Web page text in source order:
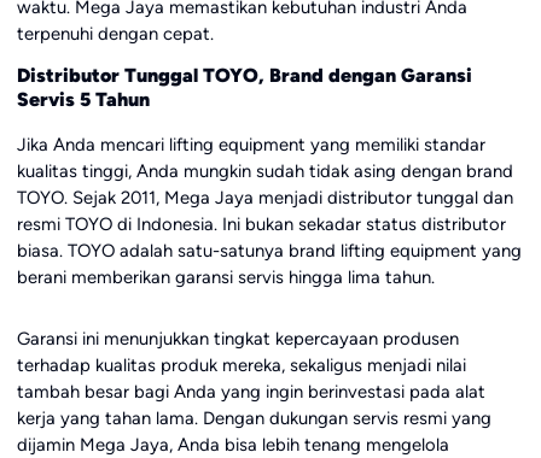
waktu. Mega Jaya memastikan kebutuhan industri Anda
terpenuhi dengan cepat.
Distributor Tunggal TOYO, Brand dengan Garansi
Servis 5 Tahun
Jika Anda mencari lifting equipment yang memiliki standar
kualitas tinggi, Anda mungkin sudah tidak asing dengan brand
TOYO. Sejak 2011, Mega Jaya menjadi distributor tunggal dan
resmi TOYO di Indonesia. Ini bukan sekadar status distributor
biasa. TOYO adalah satu-satunya brand lifting equipment yang
berani memberikan garansi servis hingga lima tahun.
Garansi ini menunjukkan tingkat kepercayaan produsen
terhadap kualitas produk mereka, sekaligus menjadi nilai
tambah besar bagi Anda yang ingin berinvestasi pada alat
kerja yang tahan lama. Dengan dukungan servis resmi yang
dijamin Mega Jaya, Anda bisa lebih tenang mengelola